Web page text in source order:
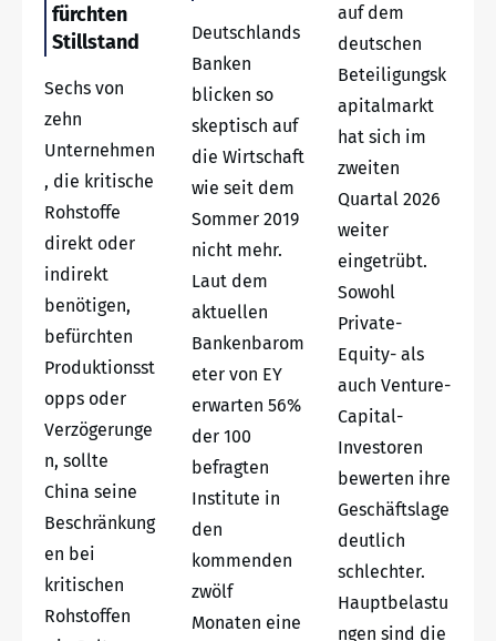
fürchten
Stillstand
Sechs von
zehn
Unternehmen
, die kritische
Rohstoffe
direkt oder
indirekt
benötigen,
befürchten
Produktionsst
opps oder
Verzögerunge
n, sollte
China seine
Beschränkung
en bei
kritischen
Rohstoffen
Deutschlands
Banken
blicken so
skeptisch auf
die Wirtschaft
wie seit dem
Sommer 2019
nicht mehr.
Laut dem
aktuellen
Bankenbarom
eter von EY
erwarten 56%
der 100
befragten
Institute in
den
kommenden
zwölf
Monaten eine
auf dem
deutschen
Beteiligungsk
apitalmarkt
hat sich im
zweiten
Quartal 2026
weiter
eingetrübt.
Sowohl
Private-
Equity- als
auch Venture-
Capital-
Investoren
bewerten ihre
Geschäftslage
deutlich
schlechter.
Hauptbelastu
ngen sind die